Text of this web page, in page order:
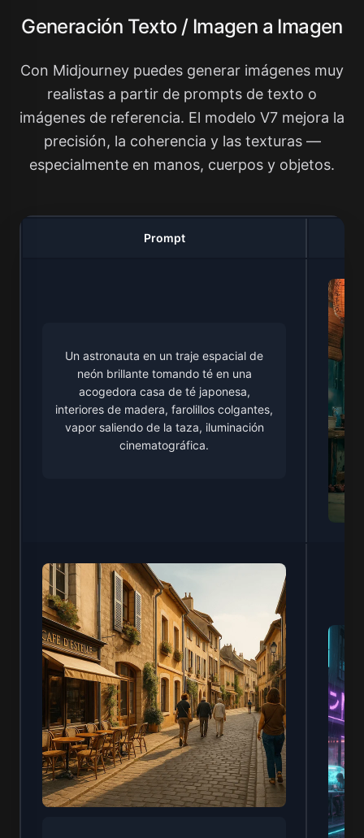
Generación Texto / Imagen a Imagen
Con Midjourney puedes generar imágenes muy
realistas a partir de prompts de texto o
imágenes de referencia. El modelo V7 mejora la
precisión, la coherencia y las texturas —
especialmente en manos, cuerpos y objetos.
Prompt
Un astronauta en un traje espacial de
neón brillante tomando té en una
acogedora casa de té japonesa,
interiores de madera, farolillos colgantes,
vapor saliendo de la taza, iluminación
cinematográfica.